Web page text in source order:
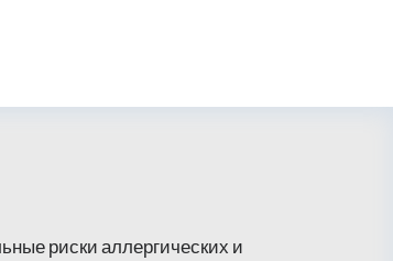
риски аллергических и